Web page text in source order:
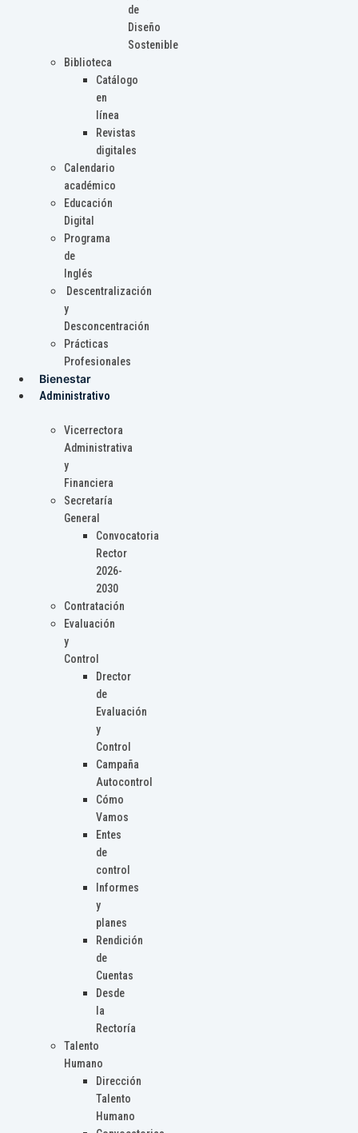
de
Diseño
Sostenible
Biblioteca
Catálogo
en
línea
Revistas
digitales
Calendario
académico
Educación
Digital
Programa
de
Inglés
Descentralización
y
Desconcentración
Prácticas
Profesionales
Bienestar
Administrativo
Vicerrectora
Administrativa
y
Financiera
Secretaría
General
Convocatoria
Rector
2026-
2030
Contratación
Evaluación
y
Control
Drector
de
Evaluación
y
Control
Campaña
Autocontrol
Cómo
Vamos
Entes
de
control
Informes
y
planes
Rendición
de
Cuentas
Desde
la
Rectoría
Talento
Humano
Dirección
Talento
Humano